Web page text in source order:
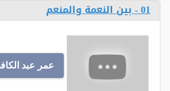
01 - بين النعمة والمنعم
عمر عبد